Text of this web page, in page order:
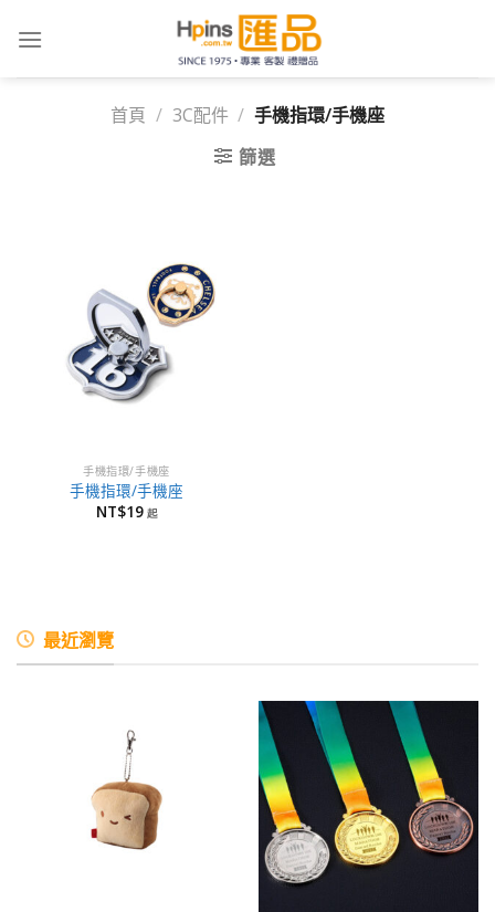
首頁 / 3C配件 / 手機指環/手機座
篩選
手機指環/手機座
手機指環/手機座
NT$19
最近瀏覽